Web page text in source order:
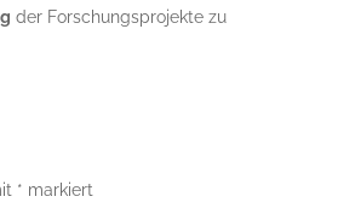
der Forschungsprojekte zu
* markiert